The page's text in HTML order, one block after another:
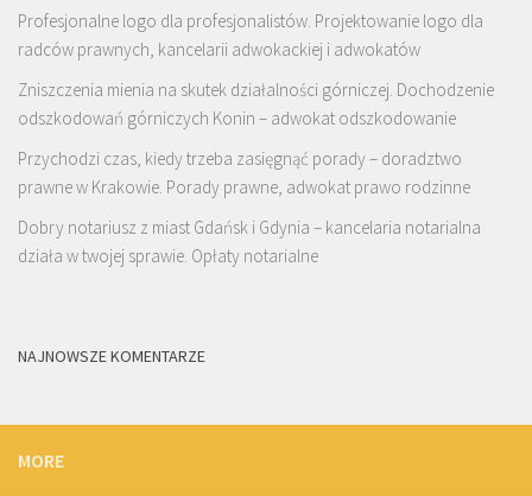
Profesjonalne logo dla profesjonalistów. Projektowanie logo dla
radców prawnych, kancelarii adwokackiej i adwokatów
Zniszczenia mienia na skutek działalności górniczej. Dochodzenie
odszkodowań górniczych Konin – adwokat odszkodowanie
Przychodzi czas, kiedy trzeba zasięgnąć porady – doradztwo
prawne w Krakowie. Porady prawne, adwokat prawo rodzinne
Dobry notariusz z miast Gdańsk i Gdynia – kancelaria notarialna
działa w twojej sprawie. Opłaty notarialne
NAJNOWSZE KOMENTARZE
MORE